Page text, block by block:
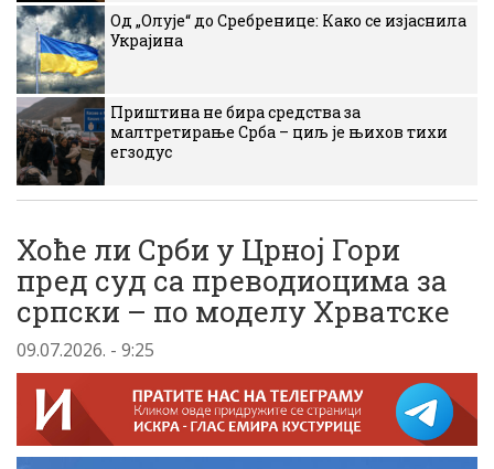
Од „Олује“ до Сребренице: Како се изјаснила
Украјина
Приштина не бира средства за
малтретирање Срба – циљ је њихов тихи
егзодус
Хоће ли Срби у Црној Гори
пред суд са преводиоцима за
српски – по моделу Хрватске
09.07.2026. - 9:25